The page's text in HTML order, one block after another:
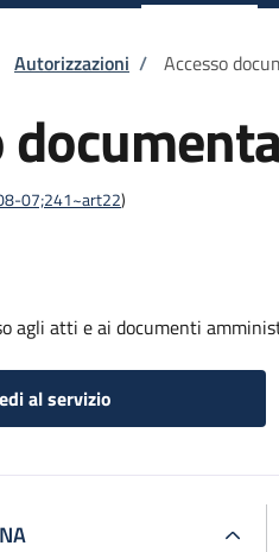
pane
Autorizzazioni / Accesso
07;241~art22)
agli atti e ai documenti
al servizio